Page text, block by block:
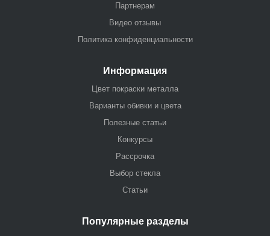
Партнерам
Видео отзывы
Политика конфиденциальности
Информация
Цвет покраски металла
Варианты обивки и цвета
Полезные статьи
Конкурсы
Рассрочка
Выбор стекла
Статьи
Популярные разделы